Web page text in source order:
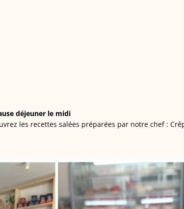
déjeuner le midi
les recettes salées préparées par notre chef :